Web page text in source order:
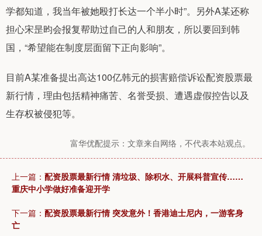
学都知道，我当年被她殴打长达一个半小时”。另外A某还称
担心宋昰昀会报复帮助过自己的人和朋友，所以要回到韩
国，“希望能在制度层面留下正向影响”。
目前A某准备提出高达100亿韩元的损害赔偿诉讼配资股票最
新行情，理由包括精神痛苦、名誉受损、遭遇虚假控告以及
生存权被侵犯等。
富华优配提示：文章来自网络，不代表本站观点。
上一篇： 配资股票最新行情 清垃圾、除积水、开展科普宣传……
重庆中小学做好准备迎开学
下一篇： 配资股票最新行情 突发意外！香港迪士尼内，一游客身
亡